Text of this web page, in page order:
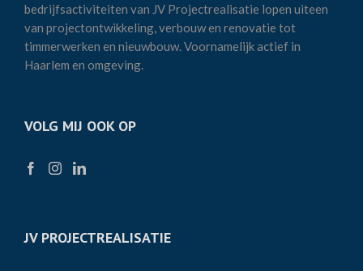
bedrijfsactiviteiten van JV Projectrealisatie lopen uiteen
van projectontwikkeling, verbouw en renovatie tot
timmerwerken en nieuwbouw. Voornamelijk actief in
Haarlem en omgeving.
VOLG MIJ OOK OP
JV PROJECTREALISATIE